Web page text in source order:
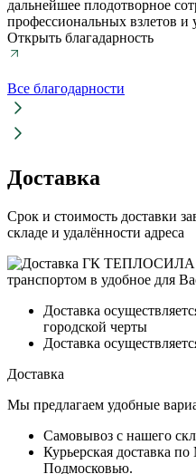
дальнейшее плодотворное
профессиональных взлетов и
Открыть благадарность
Все благодарности
Доставка
Срок и стоимость доставки
складе и удалённости адреса
Доставка
городской черты
Доставка
Доставка
Мы предлагаем удобные
Самовывоз с нашего
Курьерская доставка
Подмосковью.